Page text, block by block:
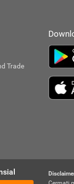
Trade